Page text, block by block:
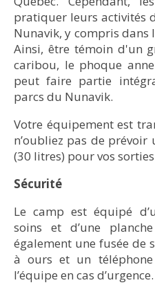
pratiquer leurs activités
Nunavik, y compris
Ainsi, être témoin d'un
caribou, le phoque
peut faire partie
parcs du Nunavik.
Votre équipement est
n’oubliez pas de
(30 litres) pour vos
Sécurité
Le camp est équipé
soins et d’une
également une fusée de
à ours et un
l’équipe en cas d’urgence.